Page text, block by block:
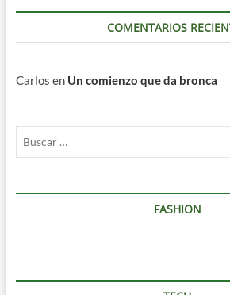
COMENTARIOS
Carlos en Un comienzo que da bronca
FASHION